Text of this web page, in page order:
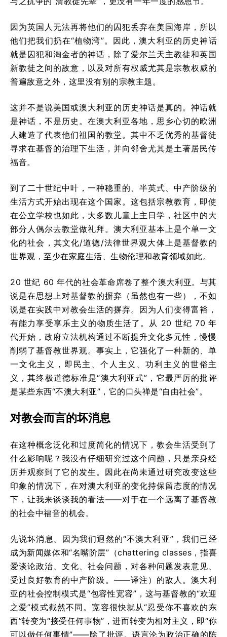
因为英国人无法再将他们的囚犯丢弃在美国海岸，所以
他们把我们扔在“植物湾”。因此，澳大利亚的历史神话
就是囚犯和淘金者的神话，除了爱尔兰天主教徒和英国
新教徒之间的敌意，以及对所有权威尤其是宗教权威的
普遍敌意之外，这里没有别的宗教主题。
这并不是说美国或澳大利亚的历史神话是真的。神话就
是神话，不是历史。在澳大利亚各地，思乡心切的欧洲
人建造了代表他们祖国的教堂。其中不乏优秀的基督徒
寻求在基督的治理下生活，并向邻舍尤其是土著居民传
福音。
到了二十世纪中叶，一种稳重的、半英式、中产阶级的
生活方式开始出现在这个国家。这包括宗教教育，即使
在公立学校也如此，大多数儿童上主日学，社区中的大
部分人偶尔去教堂做礼拜。澳大利亚基本上是个单一文
化的社会，其文化/道德/法律世界观大体上是基督教的
世界观，至少在家庭生活、生物伦理和教育领域如此。
20 世纪 60 年代的社会革命席卷了整个澳大利亚。与其
说是在思想上对基督教的摒弃（虽然也有一些），不如
说是在实践中对教会生活的摒弃。因为人们变得富裕，
有能力享受享乐主义的物质生活了。从 20 世纪 70 年
代开始，政府立法机构通过不断提升文化多元性，慢慢
削弱了基督教世界观。事实上，它强化了一种新的、单
一文化主义，即民主、个人主义、功利主义的世俗主
义，其终极道德标准是“澳大利亚式”，它最严厉的批评
是某些东西“不澳大利亚”，它的口头禅是“自由社会”。
对教会而言的坏消息
在这种概念泛化和过度简化的情况下，教会生活受到了
什么影响呢？我没有仔细研究过这个问题，只是亲身经
历并观察到了它的发生。因此在尚未通过研究改变这些
印象的情况下，在对澳大利亚的变化持保留态度的情况
下，让我来谈谈我的看法——对于在一个远离了基督教
的社会中福音的机会。
先说坏消息。因为我们迥然的“不澳大利亚”，我们已经
成为新闻媒体和“名嘴阶层”（chattering classes，指喜
爱谈论政治、文化、社会问题，对各种问题发表意见、
受过良好教育的中产阶级。——译注）的敌人。澳大利
亚的社会控制模式是“包容性宽容”，这与基督教的“欢迎
之爱”模式截然不同。宽容很快就从“忍受你不喜欢的东
西”转变为“接受任何事物”，进而转变为相对主义，即“你
可以做任何事情”——除了批评。语言沦为政治正确的陈